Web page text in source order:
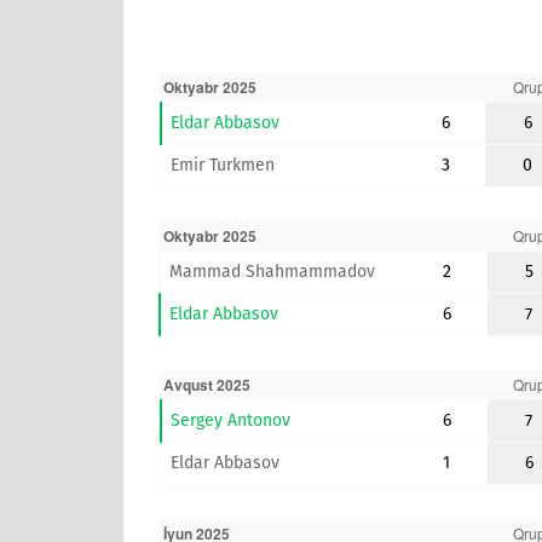
Oktyabr 2025
Eldar Abbasov
6 6
Emir Turkmen 3 0
Oktyabr 2025
Mammad Shahmammadov
2 5
Eldar Abbasov 6 7
Avqust 2025
Sergey Antonov
6 7
Eldar Abbasov 1 6
İyun 2025